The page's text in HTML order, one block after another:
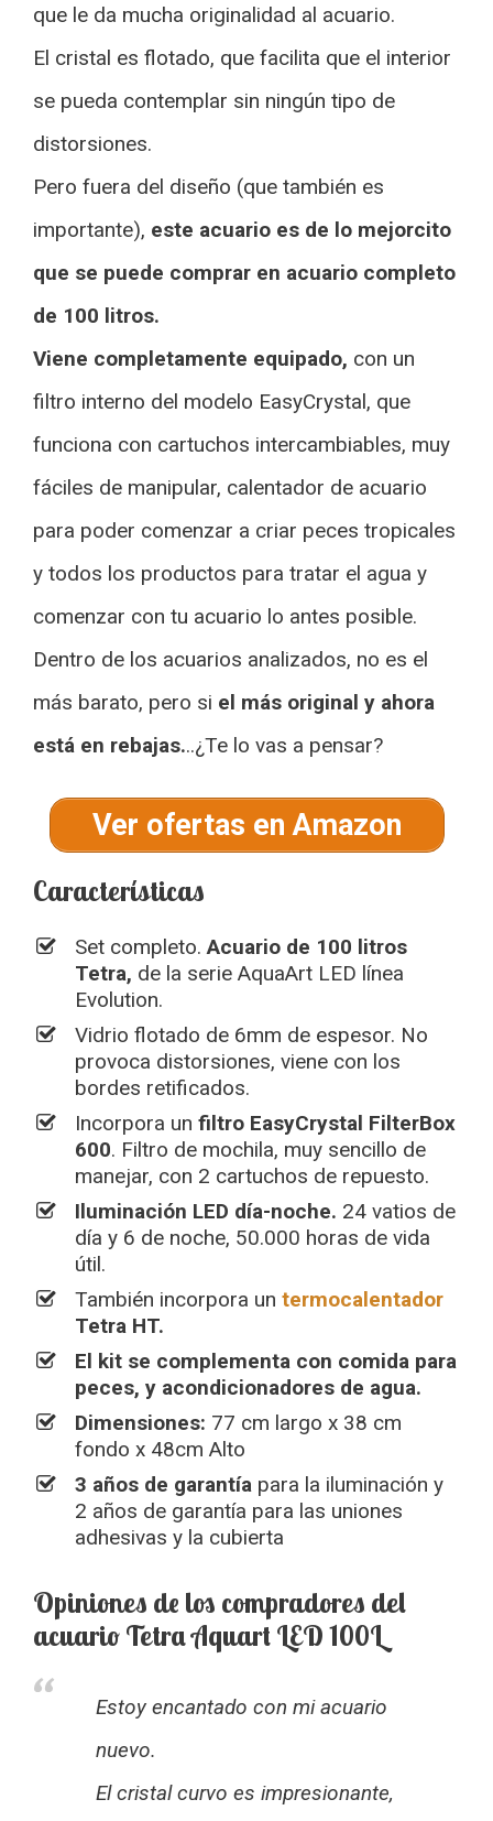
que le da mucha originalidad al acuario.
El cristal es flotado, que facilita que el interior
se pueda contemplar sin ningún tipo de
distorsiones.
Pero fuera del diseño (que también es
importante), este acuario es de lo mejorcito
que se puede comprar en acuario completo
de 100 litros.
Viene completamente equipado, con un
filtro interno del modelo EasyCrystal, que
funciona con cartuchos intercambiables, muy
fáciles de manipular, calentador de acuario
para poder comenzar a criar peces tropicales
y todos los productos para tratar el agua y
comenzar con tu acuario lo antes posible.
Dentro de los acuarios analizados, no es el
más barato, pero si el más original y ahora
está en rebajas...¿Te lo vas a pensar?
Ver ofertas en Amazon
Características
Set completo. Acuario de 100 litros
Tetra, de la serie AquaArt LED línea
Evolution.
Vidrio flotado de 6mm de espesor. No
provoca distorsiones, viene con los
bordes retificados.
Incorpora un filtro EasyCrystal FilterBox
600. Filtro de mochila, muy sencillo de
manejar, con 2 cartuchos de repuesto.
Iluminación LED día-noche. 24 vatios de
día y 6 de noche, 50.000 horas de vida
útil.
También incorpora un termocalentador
Tetra HT.
El kit se complementa con comida para
peces, y acondicionadores de agua.
Dimensiones: 77 cm largo x 38 cm
fondo x 48cm Alto
3 años de garantía para la iluminación y
2 años de garantía para las uniones
adhesivas y la cubierta
Opiniones de los compradores del
acuario Tetra Aquart LED 100L
Estoy encantado con mi acuario
nuevo.
El cristal curvo es impresionante,